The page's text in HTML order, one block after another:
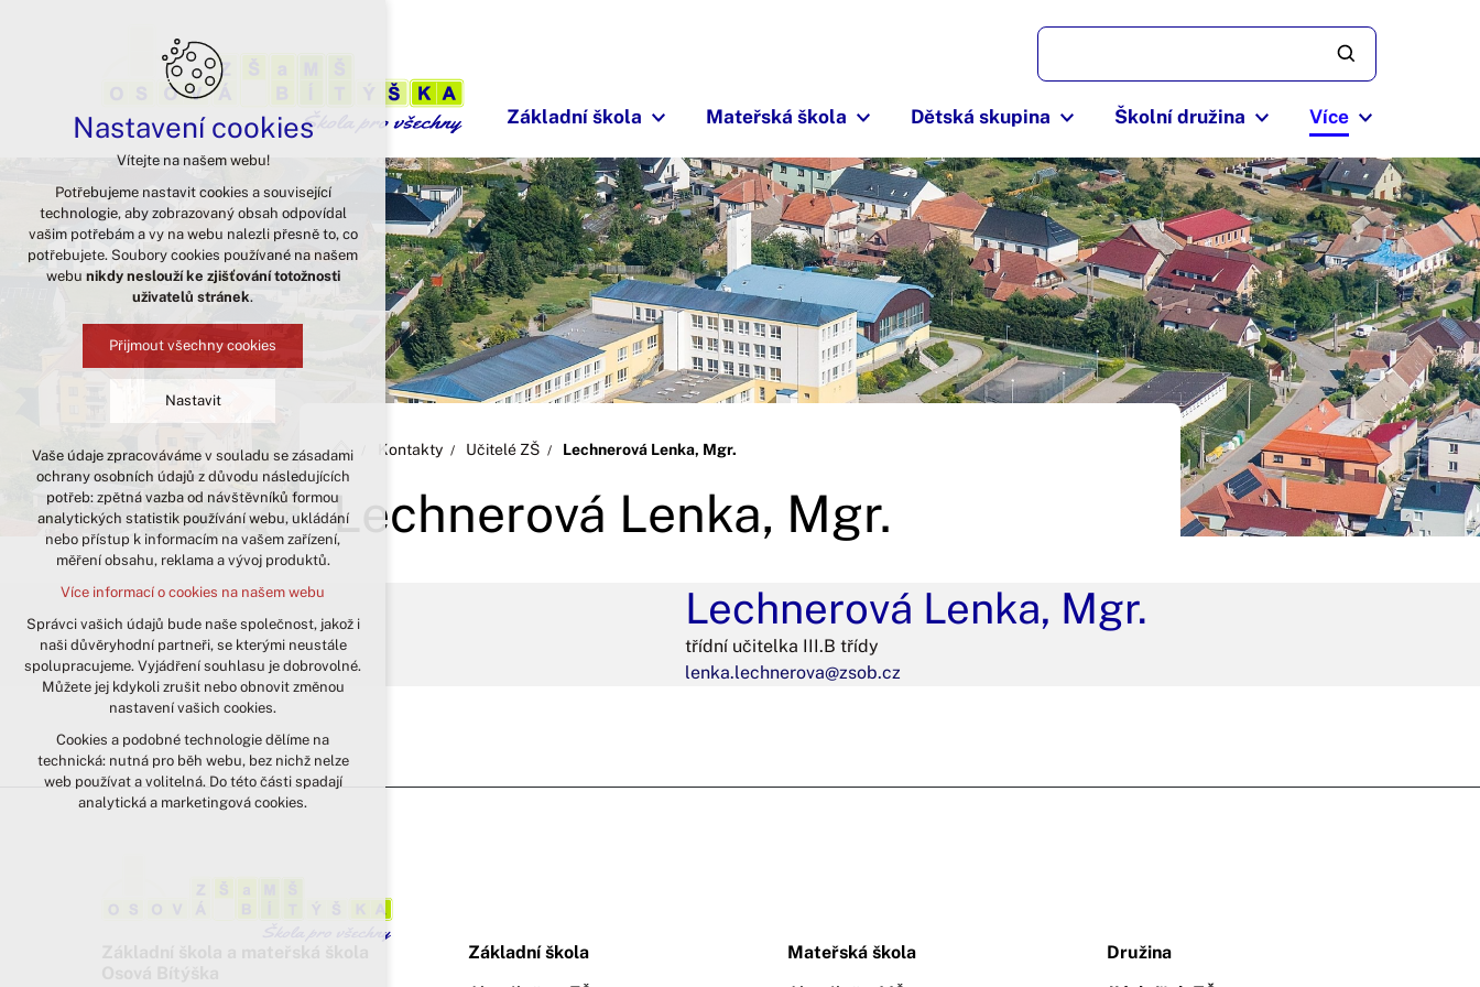
Základní škola Mateřská škola Dětská skupina Školní družina Více
Kontakty Učitelé ZŠ Lechnerová Lenka, Mgr.
Lechnerová Lenka, Mgr.
Lechnerová Lenka, Mgr.
třídní učitelka III.B třídy
lenka.lechnerova@zsob.cz
Základní škola
Mateřská škola
Družina
Nastavení cookies
Vítejte na našem webu!
Potřebujeme nastavit cookies a související
technologie, aby zobrazovaný obsah odpovídal
vašim potřebám a vy na webu nalezli přesně to, co
potřebujete. Soubory cookies používané na našem
webu nikdy neslouží ke zjišťování totožnosti
uživatelů stránek.
Přijmout všechny cookies
Nastavit
Technická cookies
nutná pro provozování webu
udržení kontextu stránek (session):
případná přihlášení, volby jazyka, apod.
analytická pro anonymizované
vyhodnocení návštěvnosti
marketingová cookies (Google)
Více informací o cookies na našem webu
Přijmout všechny cookies
Odmítnout vše
Vaše údaje zpracováváme v souladu se zásadami
ochrany osobních údajů z důvodu následujících
potřeb: zpětná vazba od návštěvníků formou
analytických statistik používání webu, ukládání
nebo přístup k informacím na vašem zařízení,
měření obsahu, reklama a vývoj produktů.
Více informací o cookies na našem webu
Správci vašich údajů bude naše společnost, jakož i
naši důvěryhodní partneři, se kterými neustále
spolupracujeme. Vyjádření souhlasu je dobrovolné.
Můžete jej kdykoli zrušit nebo obnovit změnou
nastavení vašich cookies.
Cookies a podobné technologie dělíme na
technická: nutná pro běh webu, bez nichž nelze
web používat a volitelná. Do této části spadají
analytická a marketingová cookies.